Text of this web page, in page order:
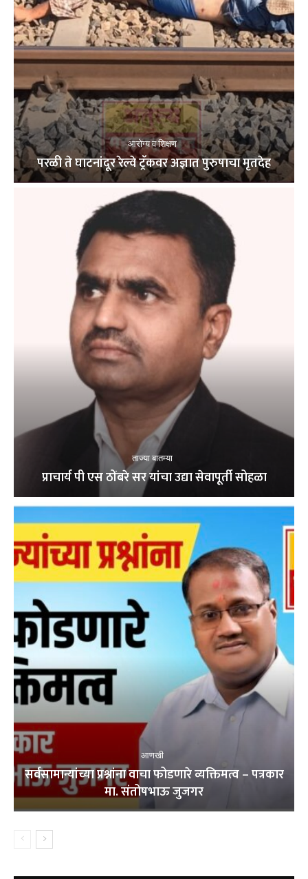
आरोग्य व शिक्षण
परळी ते घाटनांदूर रेल्वे ट्रॅकवर अज्ञात पुरुषाचा मृतदेह
ताज्या बातम्या
प्राचार्य पी एस ठोंबरे सर यांचा उद्या सेवापूर्ती सोहळा
आणखी
सर्वसामान्यांच्या प्रश्नांना वाचा फोडणारे व्यक्तिमत्व – पत्रकार
मा. संतोषभाऊ जुजगर